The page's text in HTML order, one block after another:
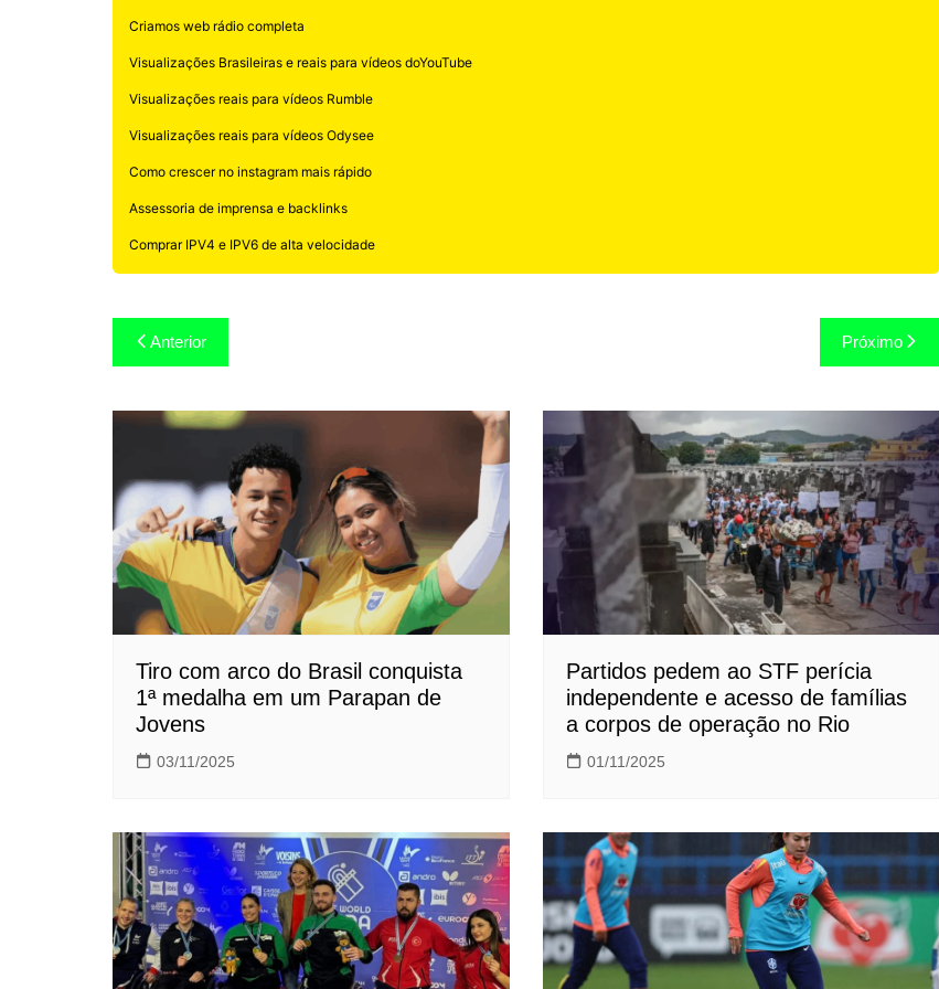
Criamos web rádio completa
Visualizações Brasileiras e reais para vídeos doYouTube
Visualizações reais para vídeos Rumble
Visualizações reais para vídeos Odysee
Como crescer no instagram mais rápido
Assessoria de imprensa e backlinks
Comprar IPV4 e IPV6 de alta velocidade
Navegação
de
Post
Anterior Próximo
Tiro com arco do Brasil conquista
1ª medalha em um Parapan de
Jovens
03/11/2025
Partidos pedem ao STF perícia
independente e acesso de famílias
a corpos de operação no Rio
01/11/2025